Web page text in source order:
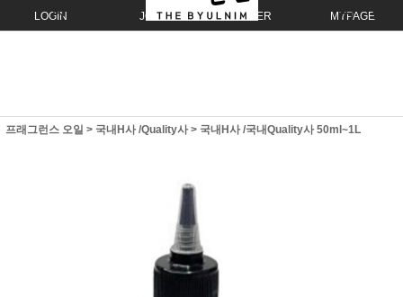
LOGIN JOIN ORDER MYPAGE
프래그런스 오일 > 국내H사 /Quality사> 국내H사 /국내Quality사 50ml~1L